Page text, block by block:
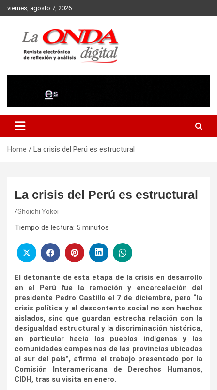
Skip
to
viernes, agosto 7, 2026
Home La crisis del Perú es estructural
La crisis del Perú es estructural
Shoichi Yokoi
Tiempo de lectura: 5 minutos
El detonante de esta etapa de la crisis en desarrollo
en el Perú fue la remoción y encarcelación del
presidente Pedro Castillo el 7 de diciembre, pero “la
crisis política y el descontento social no son hechos
aislados, sino que guardan estrecha relación con la
desigualdad estructural y la discriminación histórica,
en particular hacia los pueblos indígenas y las
comunidades campesinas de las provincias ubicadas
al sur del país”, afirma el trabajo presentado por la
Comisión Interamericana de Derechos Humanos,
CIDH, tras su visita en enero.